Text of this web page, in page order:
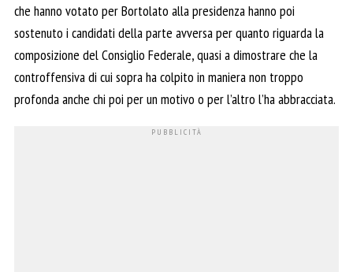
che hanno votato per Bortolato alla presidenza hanno poi
sostenuto i candidati della parte avversa per quanto riguarda la
composizione del Consiglio Federale, quasi a dimostrare che la
controffensiva di cui sopra ha colpito in maniera non troppo
profonda anche chi poi per un motivo o per l’altro l’ha abbracciata.